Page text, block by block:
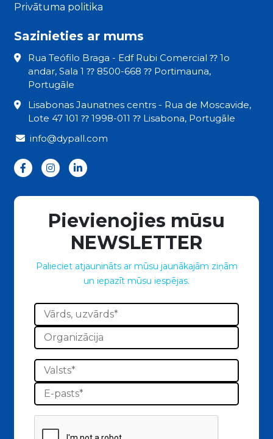
Privātuma politika
Sazinieties ar mums
Rua Teófilo Braga - Edf Rubi Comercial ⁇ 1o
andar, Sala 1 ⁇ 8500-668 ⁇ Portimauna,
Portugāle
Lisabonas Jaunatnes centrs - Rua de Moscavide,
Lote 47 101 ⁇ 1998-011 ⁇ Lisabona, Portugāle
info@dypall.com
Pievienojies mūsu
NEWSLETTER
Palieciet atjaunināts ar mūsu jaunākajām ziņām
un iepazīt mūsu iespējas.